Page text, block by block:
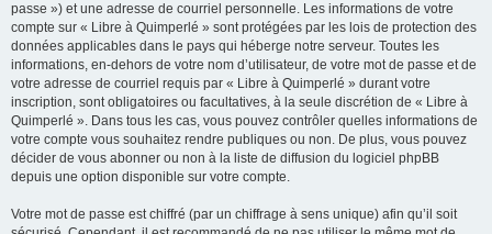
passe ») et une adresse de courriel personnelle. Les informations de votre
compte sur « Libre à Quimperlé » sont protégées par les lois de protection des
données applicables dans le pays qui héberge notre serveur. Toutes les
informations, en-dehors de votre nom d’utilisateur, de votre mot de passe et de
votre adresse de courriel requis par « Libre à Quimperlé » durant votre
inscription, sont obligatoires ou facultatives, à la seule discrétion de « Libre à
Quimperlé ». Dans tous les cas, vous pouvez contrôler quelles informations de
votre compte vous souhaitez rendre publiques ou non. De plus, vous pouvez
décider de vous abonner ou non à la liste de diffusion du logiciel phpBB
depuis une option disponible sur votre compte.
Votre mot de passe est chiffré (par un chiffrage à sens unique) afin qu’il soit